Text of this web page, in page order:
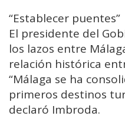
“Establecer puentes”
El presidente del
los lazos entre
relación histórica
“Málaga se ha
primeros destinos
declaró Imbroda.